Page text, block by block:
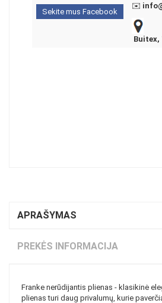
Sekite mus Facebook
✉️
Buitex,
APRAŠYMAS
PREKĖS INFORMACIJA
Franke nerūdijantis plienas - klasikinė
plienas turi daug privalumų, kurie